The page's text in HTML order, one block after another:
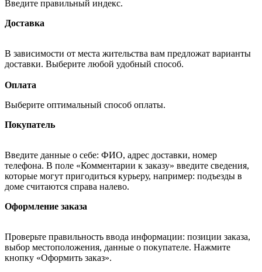
Введите правильный индекс.
Доставка
В зависимости от места жительства вам предложат варианты
доставки. Выберите любой удобный способ.
Оплата
Выберите оптимальный способ оплаты.
Покупатель
Введите данные о себе: ФИО, адрес доставки, номер
телефона. В поле «Комментарии к заказу» введите сведения,
которые могут пригодиться курьеру, например: подъезды в
доме считаются справа налево.
Оформление заказа
Проверьте правильность ввода информации: позиции заказа,
выбор местоположения, данные о покупателе. Нажмите
кнопку «Оформить заказ».